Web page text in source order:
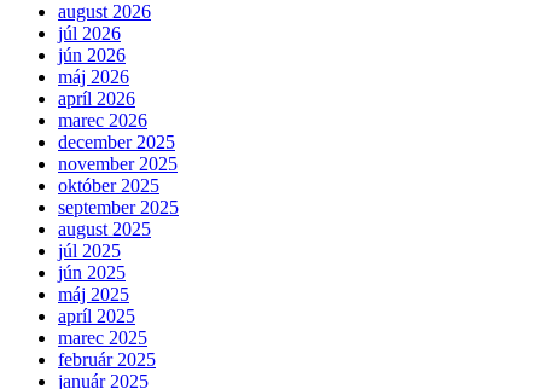
august 2026
júl 2026
jún 2026
máj 2026
apríl 2026
marec 2026
december 2025
november 2025
október 2025
september 2025
august 2025
júl 2025
jún 2025
máj 2025
apríl 2025
marec 2025
február 2025
január 2025